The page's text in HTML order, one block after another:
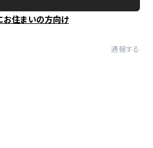
お住まいの方向け
通報する